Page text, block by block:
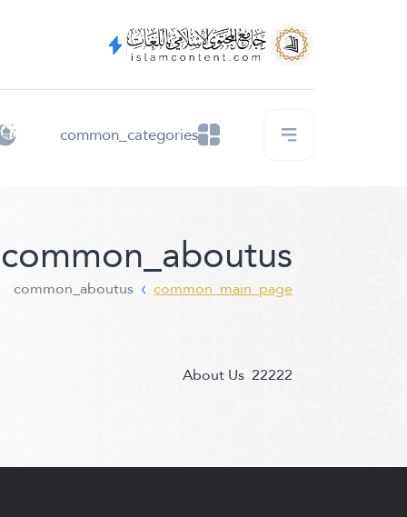
common_categories
common_aboutus
common_main_page
common_aboutus
About Us 22222